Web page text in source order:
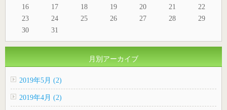
16
17 18 19 20 21
22
23
24 25 26 27 28
29
30
31
月別アーカイブ
2019年5月 (2)
2019年4月 (2)